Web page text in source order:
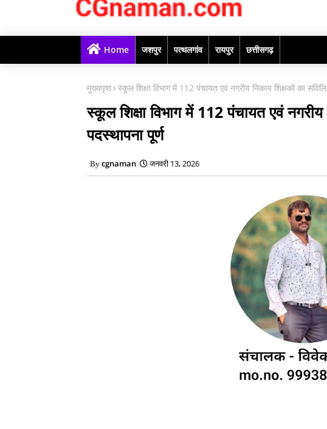
Home जशपुर पत्थलगांव रायपुर छत्तीसगढ़
मुख्यपृष्ठ स्कूल शिक्षा विभाग में 112 पंचायत एवं नगरीय निकाय शिक्षकों का
स्कूल शिक्षा विभाग में 112 पंचायत एवं
पदस्थापना पूर्ण
cgnaman जनवरी 13, 2026